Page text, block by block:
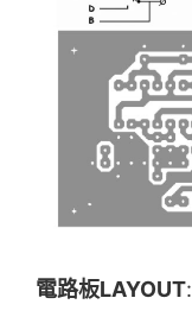
電路板LAYOUT: